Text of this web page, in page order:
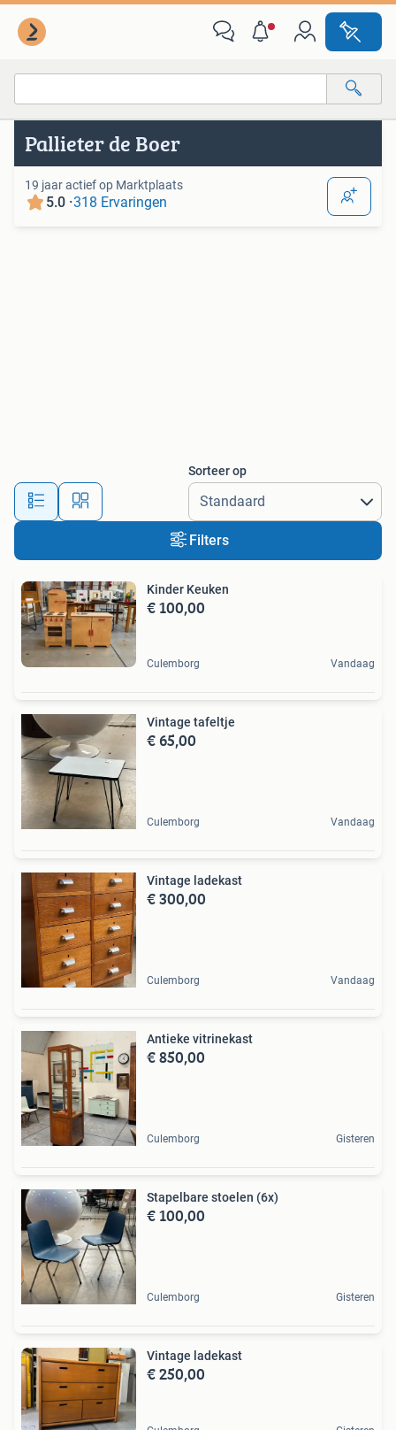
Alle afstanden…
Van deze adverteerder
Pallieter de Boer
19 jaar actief op Marktplaats
5.0 ·318 Ervaringen
Sorteer op
Filters
Kinder Keuken
€ 100,00
Culemborg Vandaag
Vintage tafeltje
€ 65,00
Culemborg Vandaag
Vintage ladekast
€ 300,00
Culemborg Vandaag
Antieke vitrinekast
€ 850,00
Culemborg Gisteren
Stapelbare stoelen (6x)
€ 100,00
Culemborg Gisteren
Vintage ladekast
€ 250,00